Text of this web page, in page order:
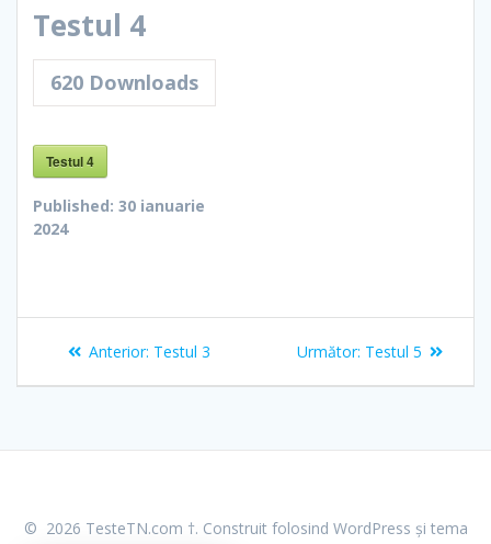
Testul 4
620 Downloads
Testul 4
Published: 30 ianuarie
2024
Navigare
în
Anterior: Articolul
Testul 3 Următor: Articolul
Testul 5
© 2026 TesteTN.com †. Construit folosind WordPress și tema